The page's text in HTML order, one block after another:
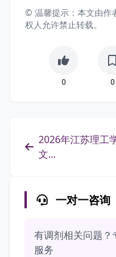
© 温馨提示：本文由作
权人允许禁止转载。
0 0
2026年江苏理工
文...
一对一咨询
有调剂相关问题
服务